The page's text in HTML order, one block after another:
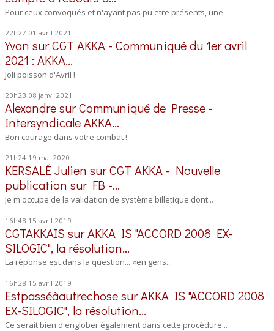
Pour ceux convoqués et n'ayant pas pu etre présents, une...
22h27 01 avril 2021
Yvan surCGT AKKA - Communiqué du 1er avril
2021 : AKKA...
Joli poisson d'Avril !
20h23 08 janv. 2021
AlexandresurCommuniqué de Presse -
Intersyndicale AKKA...
Bon courage dans votre combat !
21h24 19 mai 2020
KERSALÉ Julien surCGT AKKA - Nouvelle
publication sur FB -...
Je m'occupe de la validation de système billetique dont...
16h48 15 avril 2019
CGTAKKAIS surAKKA IS "ACCORD 2008 EX-
SILOGIC", la résolution...
La réponse est dans la question... «en gens...
16h28 15 avril 2019
EstpasséàautrechosesurAKKA IS "ACCORD 2008
EX-SILOGIC", la résolution...
Ce serait bien d'englober également dans cette procédure...